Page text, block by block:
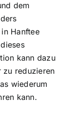
dem
Hanftee
kann dazu
zu reduzieren
wiederum
kann.